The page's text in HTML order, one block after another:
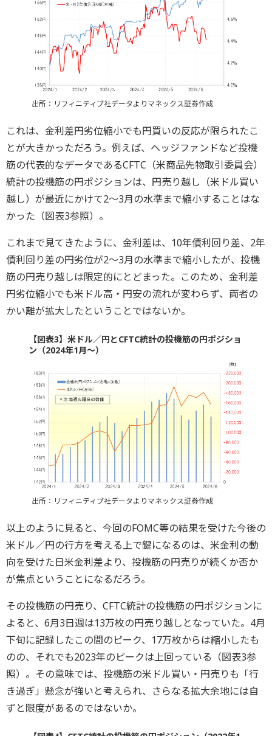
出所：リフィニティブ社データよりマネックス証券作成
これは、金利差円劣位縮小でも円買いの反応が限られたこ
とが大きかっただろう。例えば、ヘッジファンドなど投機
筋の代表的なデータであるCFTC（米商品先物取引委員会）
統計の投機筋の円ポジションは、円売り越し（米ドル買い
越し）が最近にかけて2～3月の水準まで縮小することはな
かった（図表3参照）。
これまで見てきたように、金利差は、10年債利回り差、2年
債利回り差の円劣位が2～3月の水準まで縮小したが、投機
筋の円売り越しは限定的にとどまった。このため、金利差
円劣位縮小でも米ドル高・円安の流れが変わらず、両者の
かい離が拡大したということではないか。
【図表3】米ドル／円とCFTC統計の投機筋の円ポジショ
ン（2024年1月～）
出所：リフィニティブ社データよりマネックス証券作成
以上のように見ると、今回のFOMC等の結果を受けた今後の
米ドル／円の行方を考える上で鍵になるのは、米金利の動
向を受けた日米金利差より、投機筋の円売りが続くか否か
が焦点ということになるだろう。
その投機筋の円売り、CFTC統計の投機筋の円ポジションに
よると、6月3日週は13万枚の円売り越しとなっていた。4月
下旬に記録したこの間のピーク、17万枚からは縮小したも
のの、それでも2023年のピークは上回っている（図表3参
照）。その意味では、投機筋の米ドル買い・円売りも「行
き過ぎ」懸念が強いと考えられ、さらなる拡大余地には自
ずと限度があるのではないか。